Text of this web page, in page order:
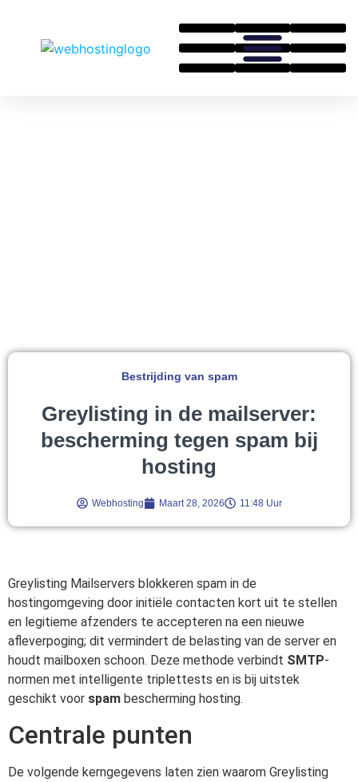
Bestrijding van spam
Greylisting in de mailserver:
bescherming tegen spam bij
hosting
Webhosting Maart 28, 2026 11:48 Uur
Greylisting Mailservers blokkeren spam in de
hostingomgeving door initiële contacten kort uit te stellen
en legitieme afzenders te accepteren na een nieuwe
afleverpoging; dit vermindert de belasting van de server en
houdt mailboxen schoon. Deze methode verbindt SMTP-
normen met intelligente triplettests en is bij uitstek
geschikt voor spam bescherming hosting.
Centrale punten
De volgende kerngegevens laten zien waarom Greylisting